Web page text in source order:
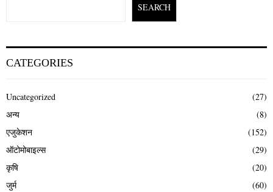
SEARCH
CATEGORIES
Uncategorized
(27)
अन्य
(8)
एजुकेशन
(152)
ऑटोमोबाइल्स
(29)
कृषि
(20)
जुर्म
(60)